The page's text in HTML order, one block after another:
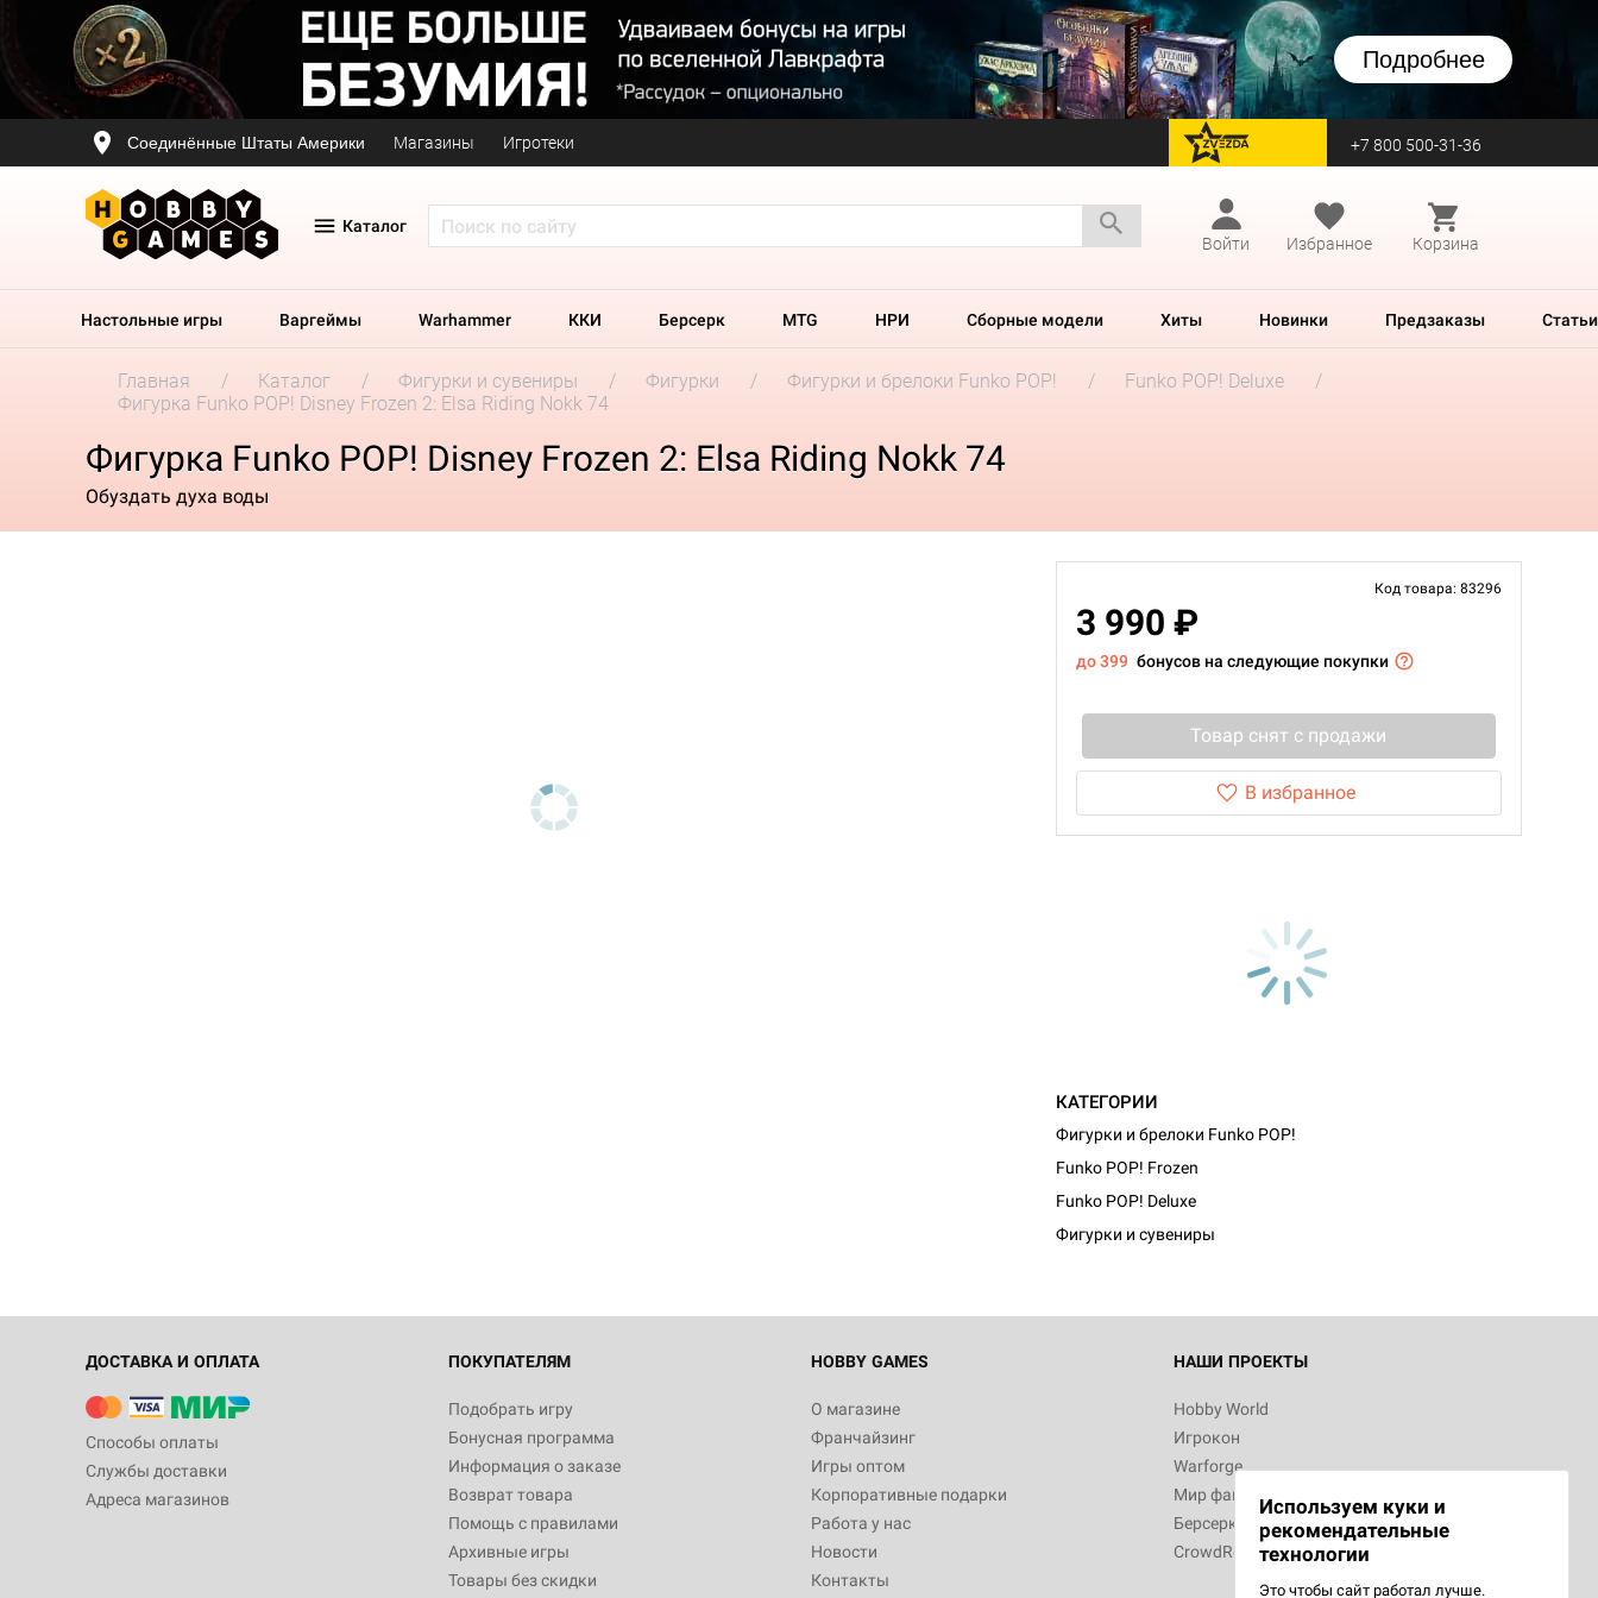
Подробнее
Соединённые Штаты Америки Магазины Игротеки перейти на Zvezda +7 800 500-31-36
Каталог
Войти
Избранное Корзина
Настольные игры Варгеймы Warhammer ККИ Берсерк MTG НРИ Сборные модели Хиты Новинки Предзаказы Статьи
Главная Каталог Фигурки и сувениры Фигурки Фигурки и брелоки Funko POP!
Funko POP! Deluxe
Фигурка Funko POP! Disney Frozen 2: Elsa Riding Nokk 74
Фигурка Funko POP! Disney Frozen 2: Elsa Riding Nokk 74
Обуздать духа воды
Код товара: 83296
3 990 ₽
до 399 бонусов на следующие покупки
Товар снят с продажи
В избранное
КАТЕГОРИИ
Фигурки и брелоки Funko POP!
Funko POP! Frozen
Funko POP! Deluxe
Фигурки и сувениры
ДОСТАВКА И ОПЛАТА
Способы оплаты
Службы доставки
Адреса магазинов
ПОКУПАТЕЛЯМ
Подобрать игру
Бонусная программа
Информация о заказе
Возврат товара
Помощь с правилами
Архивные игры
Товары без скидки
HOBBY GAMES
О магазине
Франчайзинг
Игры оптом
Корпоративные подарки
Работа у нас
Новости
Контакты
НАШИ ПРОЕКТЫ
Hobby World
Игрокон
Warforge
Мир фантастики
Берсерк
CrowdRepublic
Используем куки и
рекомендательные
технологии
Это чтобы сайт работал лучше.